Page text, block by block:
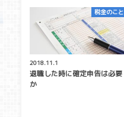
税金のこと
2018.11.1
退職した時に確定申告は必要
か